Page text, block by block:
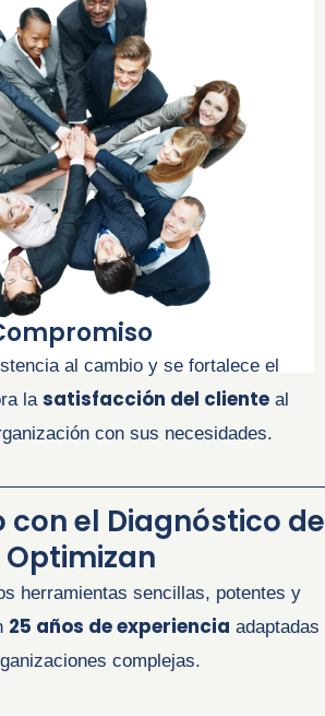
al cambio y se fortalece el
la satisfacción del cliente al
con sus necesidades.
con el Diagnóstico de
Optimizan
herramientas sencillas, potentes y
25 años de experiencia adaptadas
complejas.